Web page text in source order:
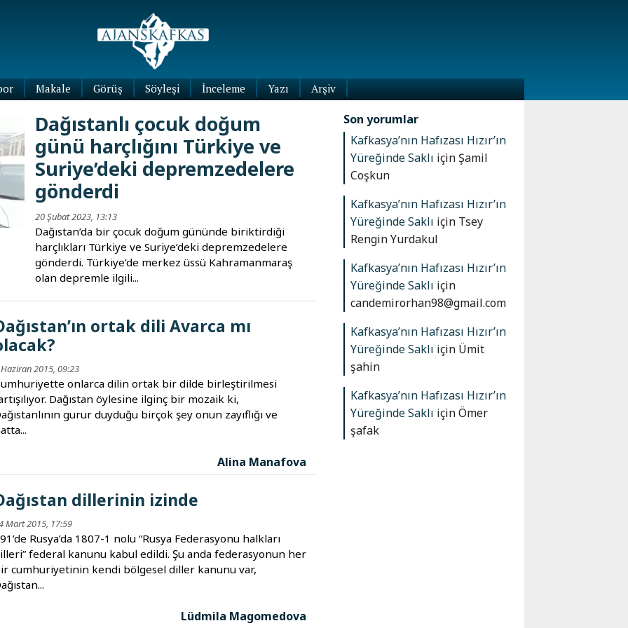
Makale Görüş Söyleşi İnceleme
Yazı
Blog
Arşiv
Dağıstanlı çocuk doğum
günü harçlığını Türkiye ve
Suriye’deki depremzedelere
gönderdi
20 Şubat 2023, 13:13
Dağıstan’da bir çocuk doğum gününde biriktirdiği
harçlıkları Türkiye ve Suriye’deki depremzedelere
gönderdi. Türkiye’de merkez üssü Kahramanmaraş
olan depremle ilgili...
ortak dili Avarca mı
2015, 09:23
onlarca dilin ortak bir dilde birleştirilmesi
Dağıstan öylesine ilginç bir mozaik ki,
gurur duyduğu birçok şey onun zayıflığı ve
Alina Manafova
dillerinin izinde
Mart 2015, 17:59
Rusya’da 1807-1 nolu “Rusya Federasyonu halkları
federal kanunu kabul edildi. Şu anda federasyonun her
cumhuriyetinin kendi bölgesel diller kanunu var,
Lüdmila Magomedova
Son yorumlar
Kafkasya’nın Hafızası Hızır’ın
Yüreğinde Saklı içinŞamil
Coşkun
Kafkasya’nın Hafızası Hızır’ın
Yüreğinde Saklı için Tsey
Rengin Yurdakul
Kafkasya’nın Hafızası Hızır’ın
Yüreğinde Saklı için
candemirorhan98@gmail.com
Kafkasya’nın Hafızası Hızır’ın
Yüreğinde Saklı için Ümit
şahin
Kafkasya’nın Hafızası Hızır’ın
Yüreğinde Saklı içinÖmer
şafak